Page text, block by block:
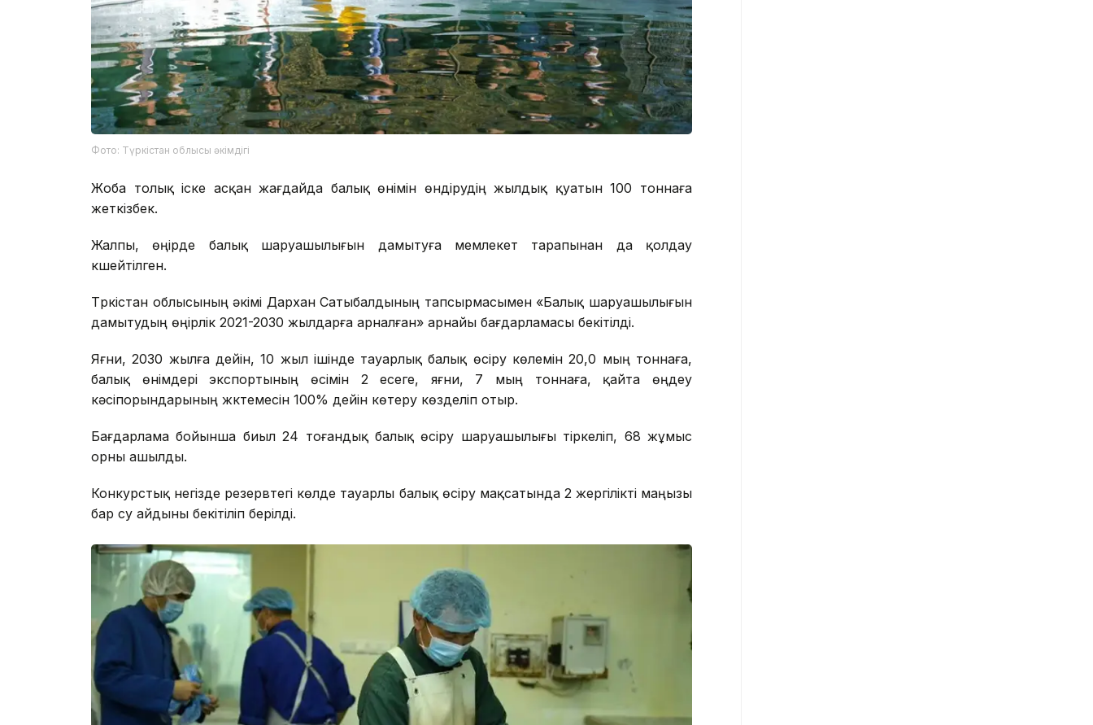
Фото: Түркістан облысы әкімдігі
Жоба толық іске асқан жағдайда балық өнімін өндірудің жылдық қуатын 100 тоннаға
жеткізбек.
Жалпы, өңірде балық шаруашылығын дамытуға мемлекет тарапынан да қолдау
күшейтілген.
Түркістан облысының әкімі Дархан Сатыбалдының тапсырмасымен «Балық шаруашылығын
дамытудың өңірлік 2021-2030 жылдарға арналған» арнайы бағдарламасы бекітілді.
Яғни, 2030 жылға дейін, 10 жыл ішінде тауарлық балық өсіру көлемін 20,0 мың тоннаға,
балық өнімдері экспортының өсімін 2 есеге, яғни, 7 мың тоннаға, қайта өңдеу
кәсіпорындарының жүктемесін 100% дейін көтеру көзделіп отыр.
Бағдарлама бойынша биыл 24 тоғандық балық өсіру шаруашылығы тіркеліп, 68 жұмыс
орны ашылды.
Конкурстық негізде резервтегі көлде тауарлы балық өсіру мақсатында 2 жергілікті маңызы
бар су айдыны бекітіліп берілді.